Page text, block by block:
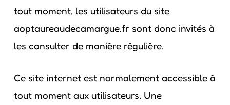
tout moment, les utilisateurs du site
aoptaureaudecamargue.fr sont donc invités à
les consulter de manière régulière.
Ce site internet est normalement accessible à
tout moment aux utilisateurs. Une